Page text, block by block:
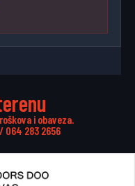
i obaveza.
/ 064 283 2656